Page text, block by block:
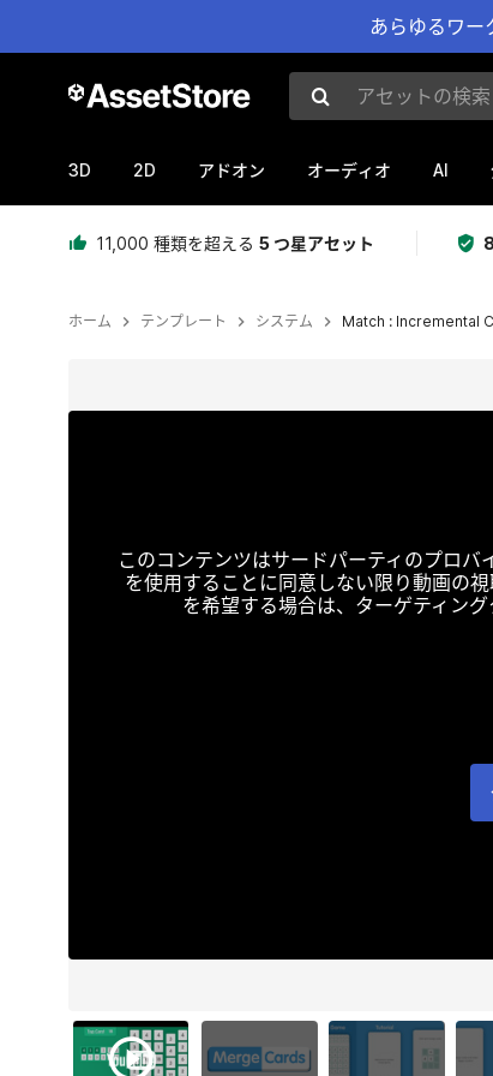
あらゆるワー
アセットの検索
3D 2D アドオン オーディオ AI
11,000 種類を超える 5 つ星アセット
ホーム テンプレート システム Match : Incremental
このコンテンツはサードパーティのプロ
を使用することに同意しない限り動画の
を希望する場合は、ターゲティン